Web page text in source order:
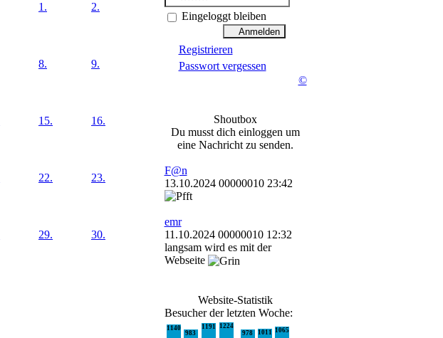
1.
2.
8. 9.
15. 16.
22. 23.
29. 30.
Eingeloggt bleiben
Registrieren
Passwort vergessen
©
Shoutbox
Du musst dich einloggen um
eine Nachricht zu senden.
F@n
13.10.2024 00000010 23:42
emr
11.10.2024 00000010 12:32
langsam wird es mit der
Webseite
Website-Statistik
Besucher der letzten Woche:
1140
983
1191
1224
978
1011 1065